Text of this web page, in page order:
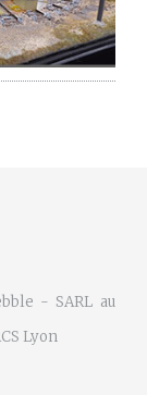
- SARL au
Lyon